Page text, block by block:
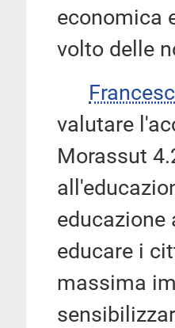
economica
volto delle
valutare
Morassut
educare i
massima